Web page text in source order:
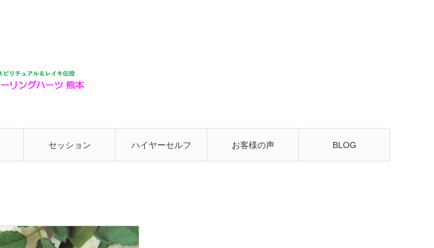
セッション ハイヤーセルフ お客様の声 BLOG